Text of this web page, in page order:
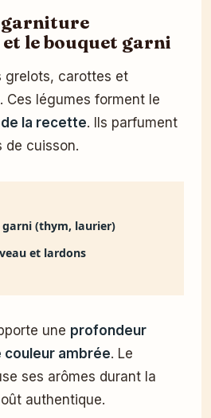
le bouquet garni
grelots, carottes et
Ces légumes forment le
la recette. Ils parfument
de cuisson.
garni (thym, laurier)
et lardons
une profondeur
couleur ambrée. Le
ses arômes durant la
authentique.